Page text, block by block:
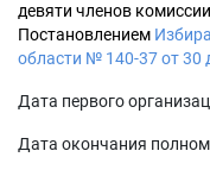
девяти членов
Постановлением
области № 140-37 от 30
Дата первого
Дата окончания